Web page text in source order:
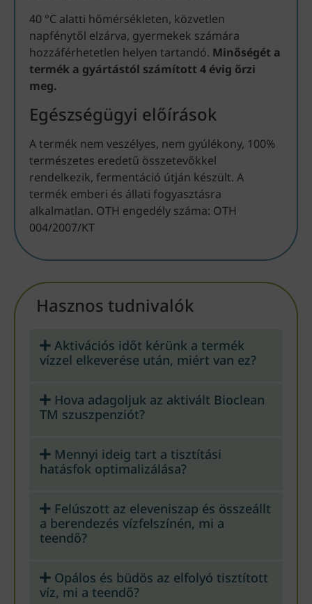
40 °C alatti hőmérsékleten, közvetlen
napfénytől elzárva, gyermekek számára
hozzáférhetetlen helyen tartandó. Minőségét a
termék a gyártástól számított 4 évig őrzi
meg.
Egészségügyi előírások
A termék nem veszélyes, nem gyúlékony, 100%
természetes eredetű összetevőkkel
rendelkezik, fermentáció útján készült. A
termék emberi és állati fogyasztásra
alkalmatlan. OTH engedély száma: OTH
004/2007/KT
Hasznos tudnivalók
Aktivációs időt kérünk a termék
vízzel elkeverése után, miért van ez?
Hova adagoljuk az aktivált Bioclean
TM szuszpenziót?
Mennyi ideig tart a tisztítási
hatásfok optimalizálása?
Felúszott az eleveniszap és összeállt
a berendezés vízfelszínén, mi a
teendő?
Opálos és büdös az elfolyó tisztított
víz, mi a teendő?